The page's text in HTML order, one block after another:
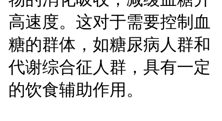
高速度。这对于需要控制血
糖的群体，如糖尿病人群和
代谢综合征人群，具有一定
的饮食辅助作用。